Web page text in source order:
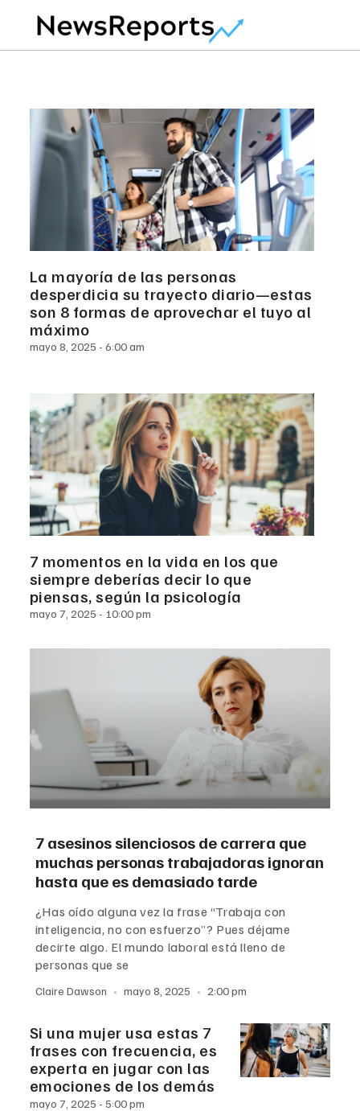
La mayoría de las personas
desperdicia su trayecto diario—estas
son 8 formas de aprovechar el tuyo al
máximo
mayo 8, 2025 6:00 am
7 momentos en la vida en los que
siempre deberías decir lo que
piensas, según la psicología
mayo 7, 2025 10:00 pm
7 asesinos silenciosos de carrera que
muchas personas trabajadoras ignoran
hasta que es demasiado tarde
¿Has oído alguna vez la frase “Trabaja con
inteligencia, no con esfuerzo”? Pues déjame
decirte algo. El mundo laboral está lleno de
personas que se
Claire Dawson mayo 8, 2025 2:00 pm
Si una mujer usa estas 7
frases con frecuencia, es
experta en jugar con las
emociones de los demás
mayo 7, 2025 5:00 pm